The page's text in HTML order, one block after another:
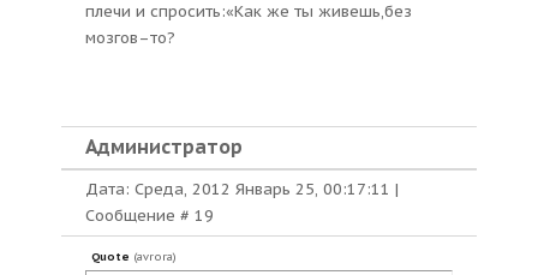
плечи и спросить:«Как же ты живешь,без
мозгов–то?
Администратор
Дата: Среда, 2012 Январь 25, 00:17:11 |
Сообщение # 19
Quote (avrora)